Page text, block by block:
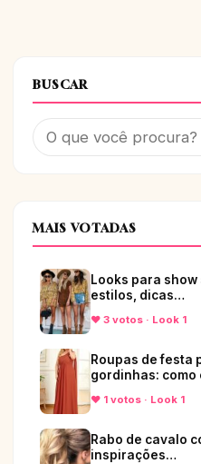
BUSCAR
MAIS VOTADAS
Looks para
estilos, dicas…
♥ 3 votos · Look 1
Roupas de festa
gordinhas:
♥ 1 votos · Look 1
Rabo de cavalo
inspirações…